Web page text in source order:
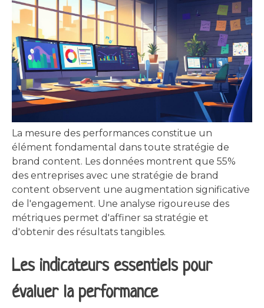
La mesure des performances constitue un
élément fondamental dans toute stratégie de
brand content. Les données montrent que 55%
des entreprises avec une stratégie de brand
content observent une augmentation significative
de l'engagement. Une analyse rigoureuse des
métriques permet d'affiner sa stratégie et
d'obtenir des résultats tangibles.
Les indicateurs essentiels pour
évaluer la performance